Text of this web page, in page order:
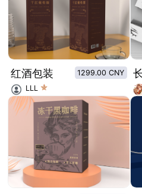
红酒包装
1299.00 CNY
LLL